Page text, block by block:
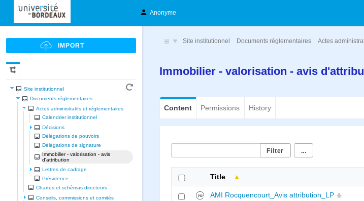
Anonyme
Site institutionnel
Documents réglementaires
Actes administratifs et réglementaires
Calendrier institutionnel
Décisions
Délégations de pouvoirs
Délégations de signature
Immobilier - valorisation - avis
d'attribution
Lettres de cadrage
Présidence
Chartes et schèmas directeurs
Conseils, commissions et comités
Site institutionnel Documents réglementaires Actes
Immobilier - valorisation - avis
Content Permissions History
...
Title
AMI Rocquencourt_Avis attribution_LP